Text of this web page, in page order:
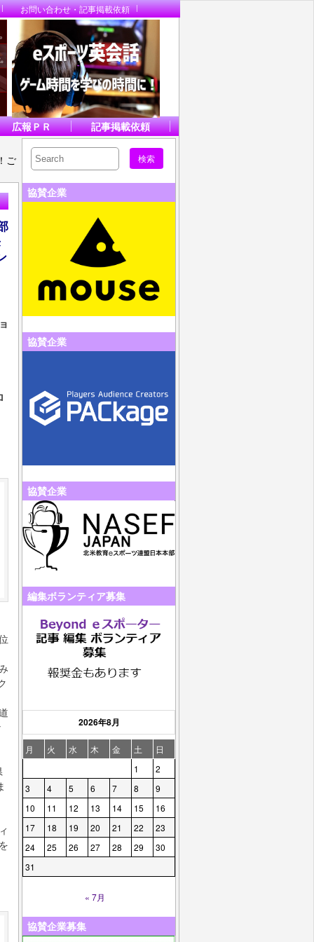
お問い合わせ・記事掲載依頼
広報ＰＲ 記事掲載依頼
ご
協賛企業
協賛企業
協賛企業
編集ボランティア募集
2026年8月
月 火 水 木 金 土
日
1
2
3
4 5 6 7 8
9
10
11 12 13 14 15
16
17
18 19 20 21 22
23
24
25 26 27 28 29
30
31
« 7月
協賛企業募集